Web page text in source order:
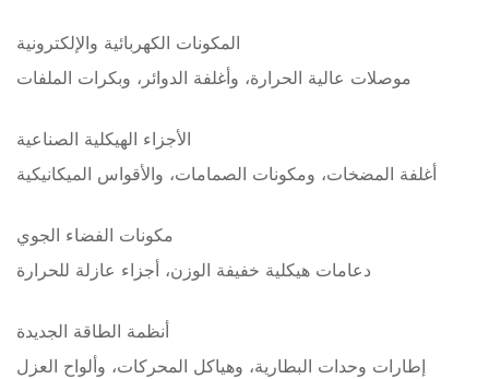
المكونات الكهربائية والإلكترونية
موصلات عالية الحرارة، وأغلفة الدوائر، وبكرات الملفات
الأجزاء الهيكلية الصناعية
أغلفة المضخات، ومكونات الصمامات، والأقواس الميكانيكية
مكونات الفضاء الجوي
دعامات هيكلية خفيفة الوزن، أجزاء عازلة للحرارة
أنظمة الطاقة الجديدة
إطارات وحدات البطارية، وهياكل المحركات، وألواح العزل